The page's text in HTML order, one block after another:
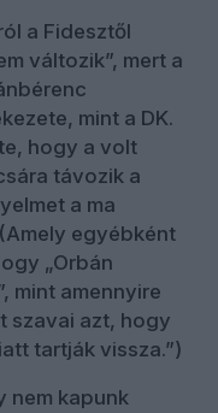
a Fidesztől
változik”, mert a
mint a DK.
hogy a volt
távozik a
a ma
egyébként
„Orbán
mint amennyire
szavai azt, hogy
tartják vissza.”)
nem kapunk